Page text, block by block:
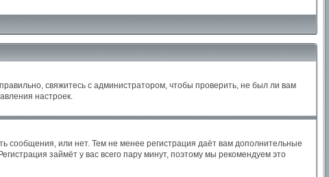
свяжитесь с администратором, чтобы проверить, не был ли вам
настроек.
сообщения, или нет. Тем не менее регистрация даёт вам дополнительные
займёт у вас всего пару минут, поэтому мы рекомендуем это